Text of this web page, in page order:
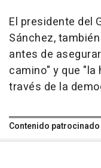
El presidente del
Sánchez,
antes de
camino" y que "la
través de la
Contenido patrocinado